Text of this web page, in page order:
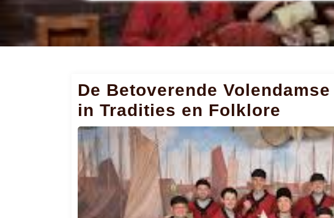
De Betoverende
in Tradities en Folklore